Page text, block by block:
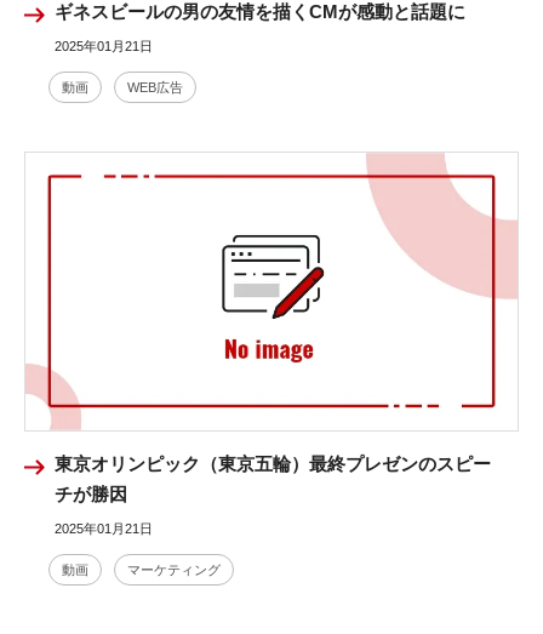
ギネスビールの男の友情を描くCMが感動と話題に
2025年01月21日
動画 WEB広告
東京オリンピック（東京五輪）最終プレゼンのスピー
チが勝因
2025年01月21日
動画 マーケティング